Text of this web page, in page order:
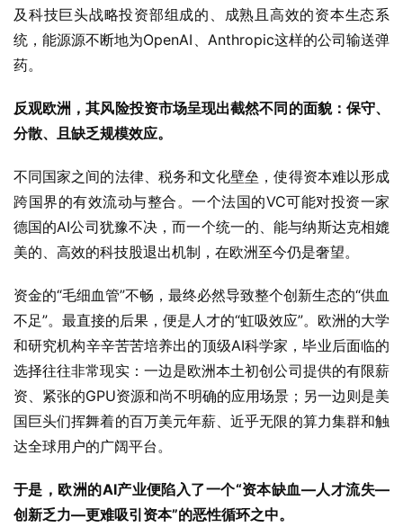
及科技巨头战略投资部组成的、成熟且高效的资本生态系
统，能源源不断地为OpenAI、Anthropic这样的公司输送弹
药。
反观欧洲，其风险投资市场呈现出截然不同的面貌：保守、
分散、且缺乏规模效应。
不同国家之间的法律、税务和文化壁垒，使得资本难以形成
跨国界的有效流动与整合。一个法国的VC可能对投资一家
德国的AI公司犹豫不决，而一个统一的、能与纳斯达克相媲
美的、高效的科技股退出机制，在欧洲至今仍是奢望。
资金的“毛细血管”不畅，最终必然导致整个创新生态的“供血
不足”。最直接的后果，便是人才的“虹吸效应”。欧洲的大学
和研究机构辛辛苦苦培养出的顶级AI科学家，毕业后面临的
选择往往非常现实：一边是欧洲本土初创公司提供的有限薪
资、紧张的GPU资源和尚不明确的应用场景；另一边则是美
国巨头们挥舞着的百万美元年薪、近乎无限的算力集群和触
达全球用户的广阔平台。
于是，欧洲的AI产业便陷入了一个“资本缺血—人才流失—
创新乏力—更难吸引资本”的恶性循环之中。